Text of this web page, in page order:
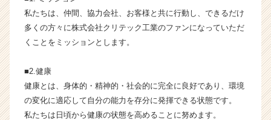
就
活
サ
イ
ア
キ
ャ
私たちは、仲間、協力会社、お客様と共に行動し、できるだけ
多くの方々に株式会社クリテック工業のファンになっていただ
くことをミッションとします。
■2.健康
健康とは、身体的・精神的・社会的に完全に良好であり、環境
の変化に適応して自分の能力を存分に発揮できる状態です。
私たちは日頃から健康の状態を高めることに努めます。